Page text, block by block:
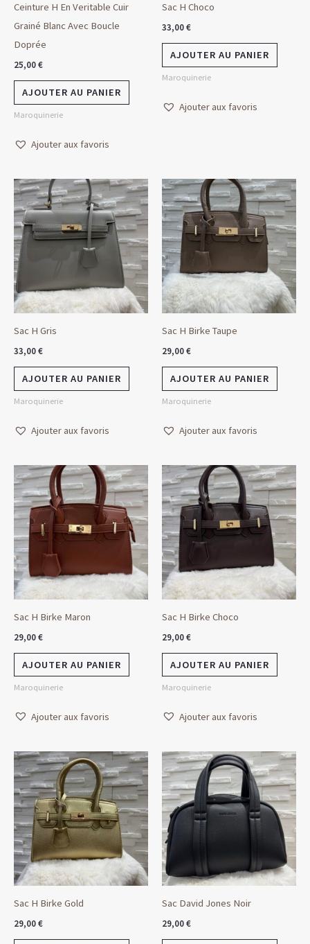
Ceinture H En Veritable Cuir
Grainé Blanc Avec Boucle
Doprée
25,00€
AJOUTER AU PANIER
Maroquinerie
Ajouter aux favoris
Sac H Choco
33,00€
AJOUTER AU PANIER
Maroquinerie
Ajouter aux favoris
Sac H Gris
33,00€
AJOUTER AU PANIER
Maroquinerie
Ajouter aux favoris
Sac H Birke Taupe
29,00€
AJOUTER AU PANIER
Maroquinerie
Ajouter aux favoris
Sac H Birke Maron
29,00€
AJOUTER AU PANIER
Maroquinerie
Ajouter aux favoris
Sac H Birke Choco
29,00€
AJOUTER AU PANIER
Maroquinerie
Ajouter aux favoris
Sac H Birke Gold
29,00€
Sac David Jones Noir
29,00€